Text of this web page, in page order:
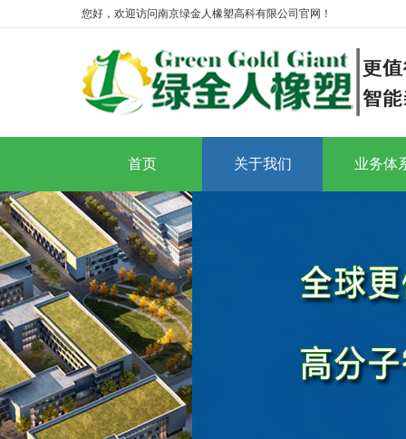
您好，欢迎访问南京绿金人橡塑高科有限公司官网！
首页 关于我们 业务体